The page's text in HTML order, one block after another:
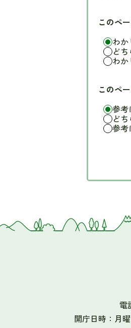
このペ
わか
ど
わか
このペ
参考
ど
参考
電
開庁日時：月